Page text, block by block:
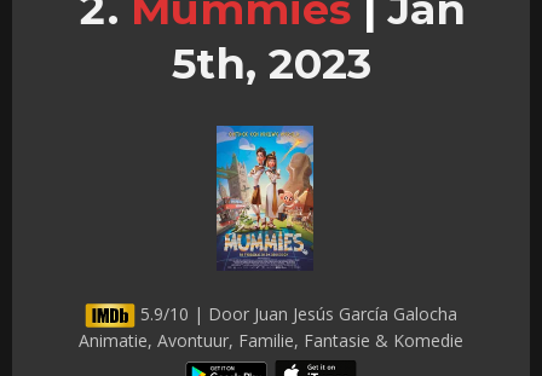
5th, 2023
5.9/10 | Door Juan Jesús García Galocha
Animatie, Avontuur, Familie, Fantasie & Komedie